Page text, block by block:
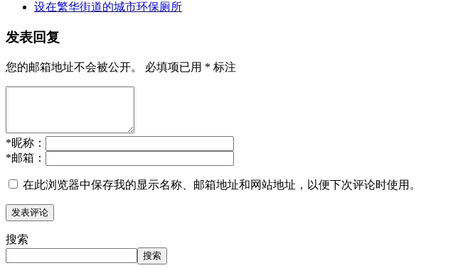
设在繁华街道的城市环保厕所
发表回复
您的邮箱地址不会被公开。 必填项已用 * 标注
*昵称：
*邮箱：
在此浏览器中保存我的显示名称、邮箱地址和网站地址，以便下次评论时使用。
搜索
搜索